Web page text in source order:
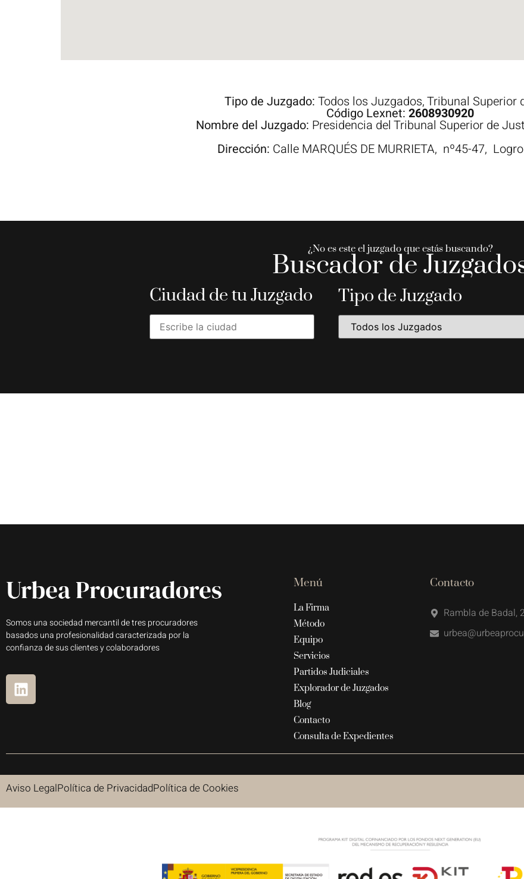
Tipo de Juzgado: Todos los Juzgados,Tribunal Superior
Código Lexnet: 2608930920
Nombre del Juzgado: Presidencia del Tribunal Superior de
Dirección: Calle MARQUÉS DE MURRIETA, nº45-47,
¿No es este el juzgado que estás buscando?
Buscador de
Ciudad de tu Juzgado Tipo de Juzgado
Somos una sociedad mercantil de tres procuradores
basados una profesionalidad caracterizada por la
confianza de sus clientes y colaboradores
Menú
La Firma
Método
Equipo
Servicios
Partidos Judiciales
Explorador de Juzgados
Blog
Contacto
Consulta de Expedientes
Contacto
Rambla de Badal,
Aviso LegalPolítica de PrivacidadPolítica de Cookies